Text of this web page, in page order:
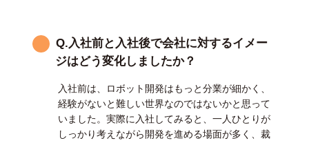
Q.入社前と入社後で会社に対するイメー
ジはどう変化しましたか？
入社前は、ロボット開発はもっと分業が細かく、
経験がないと難しい世界なのではないかと思って
いました。実際に入社してみると、一人ひとりが
しっかり考えながら開発を進める場面が多く、裁